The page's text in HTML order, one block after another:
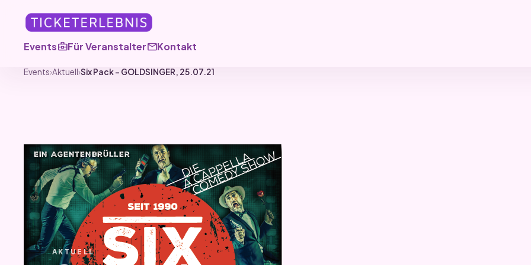
Eventsbusiness_centerFür VeranstaltermailKontakt
Events›Aktuell›Six Pack – GOLDSINGER, 25.07.21
AKTUELL